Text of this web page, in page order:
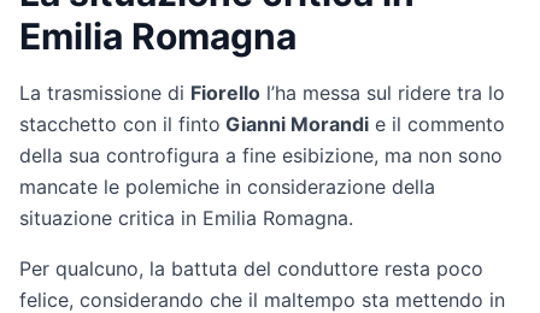
Emilia Romagna
La trasmissione di Fiorello l’ha messa sul ridere tra lo
stacchetto con il finto Gianni Morandi e il commento
della sua controfigura a fine esibizione, ma non sono
mancate le polemiche in considerazione della
situazione critica in Emilia Romagna.
Per qualcuno, la battuta del conduttore resta poco
felice, considerando che il maltempo sta mettendo in